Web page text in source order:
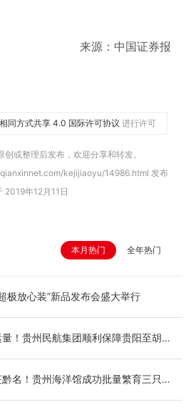
来源：中国证券报
同方式共享 4.0 国际许可协议 进行许可
创或整理后发布，欢迎分享和转发。
kejijiaoyu/14986.html 发布
2019年12月11日
本月热门 全年热门
极放心装”新品发布会盛大举行
！贵州民航集团顺利保障贵阳至胡
名！贵州海洋馆成功批量繁育三只